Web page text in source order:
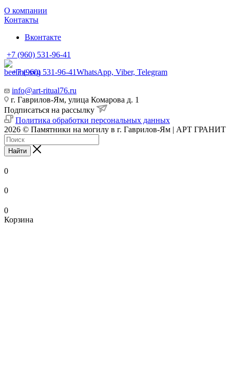
О компании
Контакты
Вконтакте
+7 (960) 531-96-41
+7 (960) 531-96-41WhatsApp, Viber, Telegram
info@art-ritual76.ru
г. Гаврилов-Ям, улица Комарова д. 1
Подписаться на рассылку
Политика обработки персональных данных
2026 © Памятники на могилу в г. Гаврилов-Ям | АРТ ГРАНИТ
Найти
0
0
0
Корзина